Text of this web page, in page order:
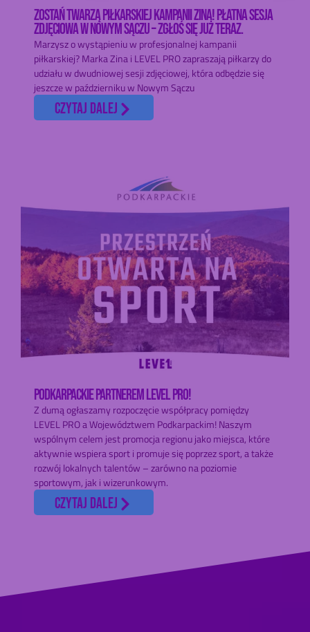
ZOSTAŃ TWARZĄ PIŁKARSKIEJ KAMPANII ZINA! PŁATNA SESJA
ZDJĘCIOWA W NOWYM SĄCZU – ZGŁOŚ SIĘ JUŻ TERAZ.
Marzysz o wystąpieniu w profesjonalnej kampanii
piłkarskiej? Marka Zina i LEVEL PRO zapraszają piłkarzy do
udziału w dwudniowej sesji zdjęciowej, która odbędzie się
jeszcze w październiku w Nowym Sączu
czytaj dalej
PODKARPACKIE PARTNEREM LEVEL PRO!
Z dumą ogłaszamy rozpoczęcie współpracy pomiędzy
LEVEL PRO a Województwem Podkarpackim! Naszym
wspólnym celem jest promocja regionu jako miejsca, które
aktywnie wspiera sport i promuje się poprzez sport, a także
rozwój lokalnych talentów – zarówno na poziomie
sportowym, jak i wizerunkowym.
czytaj dalej